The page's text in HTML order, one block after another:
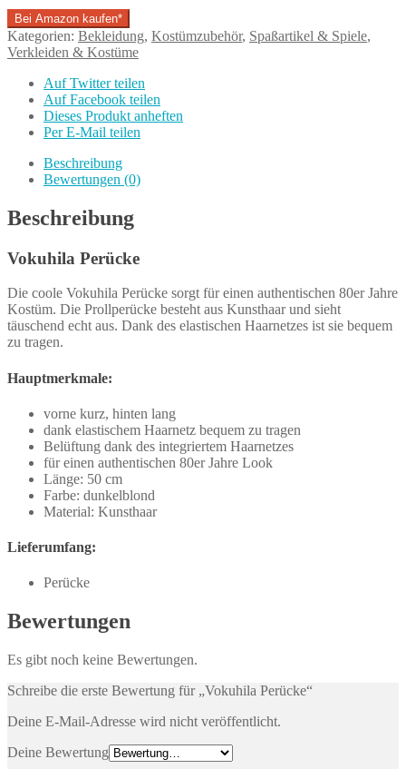
Bei Amazon kaufen*
Kategorien: Bekleidung, Kostümzubehör, Spaßartikel & Spiele,
Verkleiden & Kostüme
Auf Twitter teilen
Auf Facebook teilen
Dieses Produkt anheften
Per E-Mail teilen
Beschreibung
Bewertungen (0)
Beschreibung
Vokuhila Perücke
Die coole Vokuhila Perücke sorgt für einen authentischen 80er Jahre
Kostüm. Die Prollperücke besteht aus Kunsthaar und sieht
täuschend echt aus. Dank des elastischen Haarnetzes ist sie bequem
zu tragen.
Hauptmerkmale:
vorne kurz, hinten lang
dank elastischem Haarnetz bequem zu tragen
Belüftung dank des integriertem Haarnetzes
für einen authentischen 80er Jahre Look
Länge: 50 cm
Farbe: dunkelblond
Material: Kunsthaar
Lieferumfang:
Perücke
Bewertungen
Es gibt noch keine Bewertungen.
Schreibe die erste Bewertung für „Vokuhila Perücke“
Deine E-Mail-Adresse wird nicht veröffentlicht.
Deine Bewertung